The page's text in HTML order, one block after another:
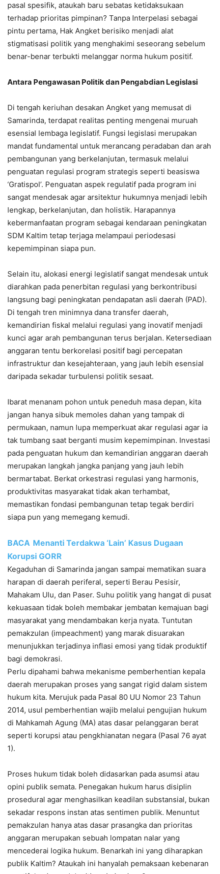
pasal spesifik, ataukah baru sebatas ketidaksukaan
terhadap prioritas pimpinan? Tanpa Interpelasi sebagai
pintu pertama, Hak Angket berisiko menjadi alat
stigmatisasi politik yang menghakimi seseorang sebelum
benar-benar terbukti melanggar norma hukum positif.
Antara Pengawasan Politik dan Pengabdian Legislasi
Di tengah keriuhan desakan Angket yang memusat di
Samarinda, terdapat realitas penting mengenai muruah
esensial lembaga legislatif. Fungsi legislasi merupakan
mandat fundamental untuk merancang peradaban dan arah
pembangunan yang berkelanjutan, termasuk melalui
penguatan regulasi program strategis seperti beasiswa
‘Gratispol’. Penguatan aspek regulatif pada program ini
sangat mendesak agar arsitektur hukumnya menjadi lebih
lengkap, berkelanjutan, dan holistik. Harapannya
kebermanfaatan program sebagai kendaraan peningkatan
SDM Kaltim tetap terjaga melampaui periodesasi
kepemimpinan siapa pun.
Selain itu, alokasi energi legislatif sangat mendesak untuk
diarahkan pada penerbitan regulasi yang berkontribusi
langsung bagi peningkatan pendapatan asli daerah (PAD).
Di tengah tren minimnya dana transfer daerah,
kemandirian fiskal melalui regulasi yang inovatif menjadi
kunci agar arah pembangunan terus berjalan. Ketersediaan
anggaran tentu berkorelasi positif bagi percepatan
infrastruktur dan kesejahteraan, yang jauh lebih esensial
daripada sekadar turbulensi politik sesaat.
Ibarat menanam pohon untuk peneduh masa depan, kita
jangan hanya sibuk memoles dahan yang tampak di
permukaan, namun lupa memperkuat akar regulasi agar ia
tak tumbang saat berganti musim kepemimpinan. Investasi
pada penguatan hukum dan kemandirian anggaran daerah
merupakan langkah jangka panjang yang jauh lebih
bermartabat. Berkat orkestrasi regulasi yang harmonis,
produktivitas masyarakat tidak akan terhambat,
memastikan fondasi pembangunan tetap tegak berdiri
siapa pun yang memegang kemudi.
BACA Menanti Terdakwa ‘Lain’ Kasus Dugaan
Korupsi GORR
Kegaduhan di Samarinda jangan sampai mematikan suara
harapan di daerah periferal, seperti Berau Pesisir,
Mahakam Ulu, dan Paser. Suhu politik yang hangat di pusat
kekuasaan tidak boleh membakar jembatan kemajuan bagi
masyarakat yang mendambakan kerja nyata. Tuntutan
pemakzulan (impeachment) yang marak disuarakan
menunjukkan terjadinya inflasi emosi yang tidak produktif
bagi demokrasi.
Perlu dipahami bahwa mekanisme pemberhentian kepala
daerah merupakan proses yang sangat rigid dalam sistem
hukum kita. Merujuk pada Pasal 80 UU Nomor 23 Tahun
2014, usul pemberhentian wajib melalui pengujian hukum
di Mahkamah Agung (MA) atas dasar pelanggaran berat
seperti korupsi atau pengkhianatan negara (Pasal 76 ayat
1).
Proses hukum tidak boleh didasarkan pada asumsi atau
opini publik semata. Penegakan hukum harus disiplin
prosedural agar menghasilkan keadilan substansial, bukan
sekadar respons instan atas sentimen publik. Menuntut
pemakzulan hanya atas dasar prasangka dan prioritas
anggaran merupakan sebuah lompatan nalar yang
mencederai logika hukum. Benarkah ini yang diharapkan
publik Kaltim? Ataukah ini hanyalah pemaksaan kebenaran